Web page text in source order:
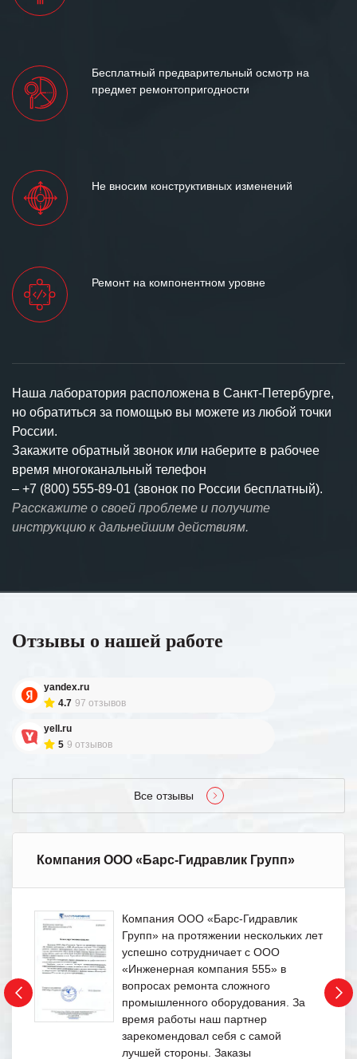
Бесплатный предварительный осмотр на
предмет ремонтопригодности
Не вносим конструктивных изменений
Ремонт на компонентном уровне
Наша лаборатория расположена в Санкт-Петербурге,
но обратиться за помощью вы можете из любой точки
России.
Закажите обратный звонок или наберите в рабочее
время многоканальный телефон
– +7 (800) 555-89-01 (звонок по России бесплатный).
Расскажите о своей проблеме и получите
инструкцию к дальнейшим действиям.
Отзывы о нашей работе
yandex.ru
4.7 97 отзывов
yell.ru
5 9 отзывов
Все отзывы
Компания ООО «Барс-Гидравлик Групп»
Компания ООО «Барс-Гидравлик
Групп» на протяжении нескольких лет
успешно сотрудничает с ООО
«Инженерная компания 555» в
вопросах ремонта сложного
промышленного оборудования. За
время работы наш партнер
зарекомендовал себя с самой
лучшей стороны. Заказы